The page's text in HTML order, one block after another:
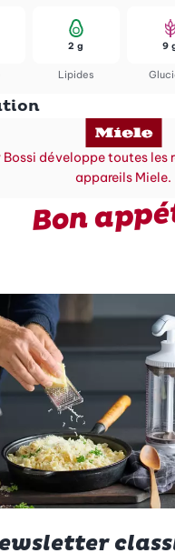
Lipides
2 g 9
Bossi développe toutes les
appareils Miele.
Bon